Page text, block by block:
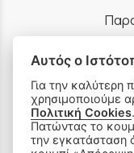
Αυτός ο
Για την καλύτερη
χρησιμοποιούμε
Πολιτική Cookies.
Πατώντας το κουμπί «Αποδοχή όλων»
την εγκατάσταση